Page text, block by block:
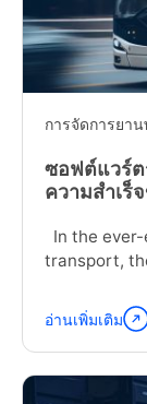
Cost"
การจัดการยา
ซอฟต์แวร์ต
ความสำเร็
In the
transport,
อ่าน
ต่อ
"How
อ่านเพิ่มเติม